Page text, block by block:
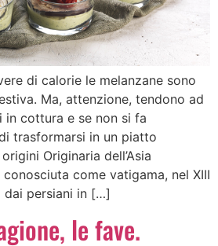
di calorie le melanzane sono
Ma, attenzione, tendono ad
in cottura e se non si fa
trasformarsi in un piatto
Originaria dell’Asia
come vatigama, nel XIII
persiani in […]
le fave.